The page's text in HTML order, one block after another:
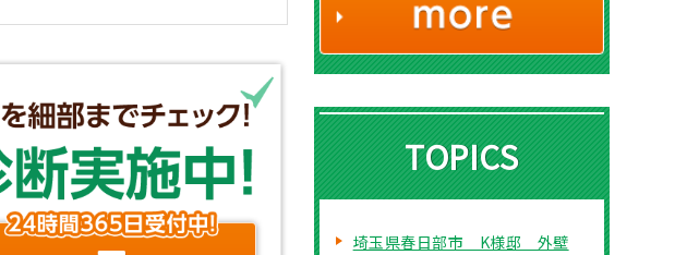
TOPICS
埼玉県春日部市 K様邸 外壁